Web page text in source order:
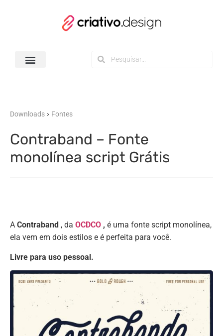
Downloads › Fontes
Contraband – Fonte
monolínea script Grátis
A Contraband , da OCDCO , é uma fonte script monolínea,
ela vem em dois estilos e é perfeita para você.
Livre para uso pessoal.